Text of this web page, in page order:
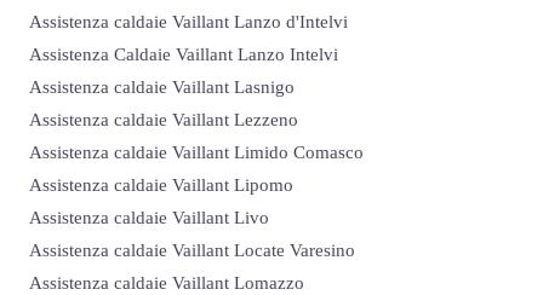
Assistenza caldaie Vaillant Lanzo d'Intelvi
Assistenza Caldaie Vaillant Lanzo Intelvi
Assistenza caldaie Vaillant Lasnigo
Assistenza caldaie Vaillant Lezzeno
Assistenza caldaie Vaillant Limido Comasco
Assistenza caldaie Vaillant Lipomo
Assistenza caldaie Vaillant Livo
Assistenza caldaie Vaillant Locate Varesino
Assistenza caldaie Vaillant Lomazzo